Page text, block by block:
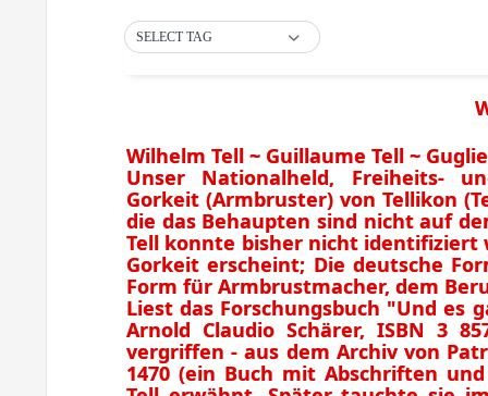
SELECT TAG
Wilhelm Tell ~ Guillaume Tell ~
Unser Nationalheld, Freiheits-
Gorkeit (Armbruster) von Tellikon
die das Behaupten sind nicht auf
Tell konnte bisher nicht identifiziert
Gorkeit erscheint; Die deutsche
Form für Armbrustmacher, dem
Liest das Forschungsbuch "Und es
Arnold Claudio Schärer, ISBN 3
vergriffen - aus dem Archiv von
1470 (ein Buch mit Abschriften